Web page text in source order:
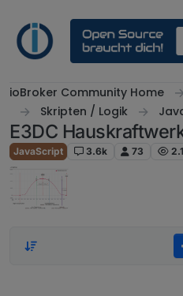
ioBroker Community Home
Skripten / Logik
E3DC
JavaScript 3.6k 73